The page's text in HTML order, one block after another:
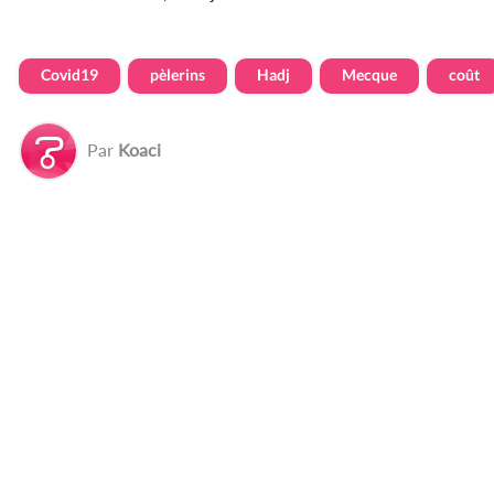
Covid19 pèlerins Hadj Mecque coût
Par Koaci